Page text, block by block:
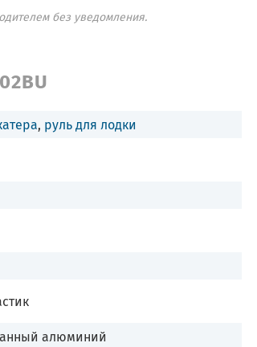
без уведомления.
, руль для лодки
алюминий